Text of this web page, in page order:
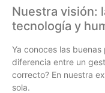
Nuestra visión:
tecnología y
Ya conoces las
diferencia entre un
correcto? En nuestra
sola.